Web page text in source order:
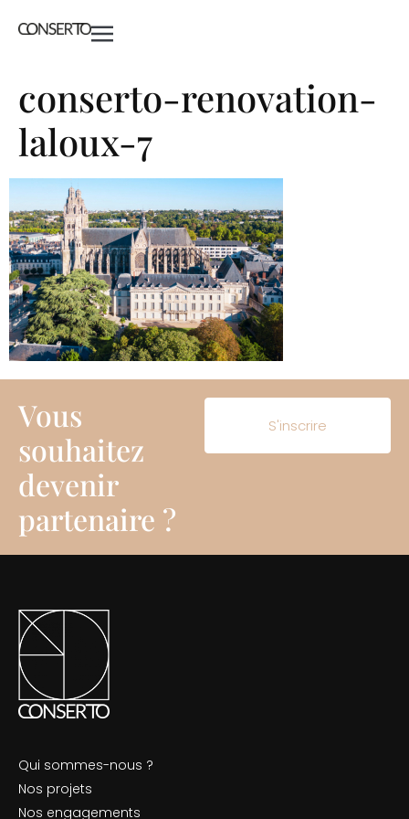
conserto-renovation-
laloux-7
Vous
souhaitez
devenir
partenaire ?
S'inscrire
Qui sommes-nous ?
Nos projets
Nos engagements